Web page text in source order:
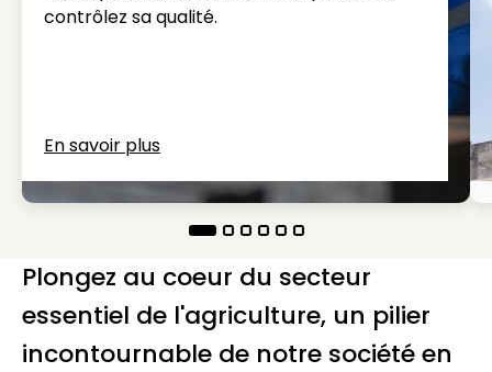
contrôlez sa qualité.
En savoir plus
Plongez au coeur du secteur
essentiel de l'agriculture, un pilier
incontournable de notre société en